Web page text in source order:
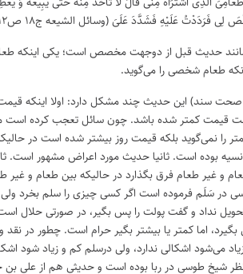
لِی فَرَدَدْتُ عَلَیْهِ فَشَدَّدَ عَلَیَ (وسائل الشیعه ج۱۸ ص۳۱۲)
حدیث قبل از دوجهت مخصص است؛ یکی اینکه
طعام شخصی را می‌گوید.
سند) این حدیث چند مشکل دارد: اولا اینکه قیمت
قیمت کمتر شده باشد. چون سائل تعجب کرده است
را نمی‌گوید بلکه قیمت روز بیشتر شده است در
نسیه بوده است. ثانیا حدیث مورد اعراض مشهور است.
و غیر طعام فرق بگذارد در حالیکه بین طعام و غیر
در سَلَم فرموده است اگر کسی چیزی را سلم بخرد
نداد و گفت پولت را پس بگیر، در صورتی حلال
اما کمتر یا بیشتر بگیر حرام است. چطور در نقد
می‌شود اشکالی ندارد، ولی درسلم کم و زیاد شود
شیخ طوسی در ربا بوده است و حدیثی هم از علی بن